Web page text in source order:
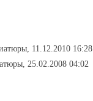
11.12.2010 16:28
25.02.2008 04:02